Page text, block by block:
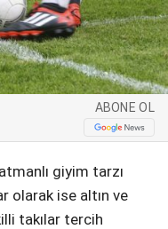
Facebook
Youtube
ABONE OL
giyim tarzı
olarak ise altın ve
takılar tercih